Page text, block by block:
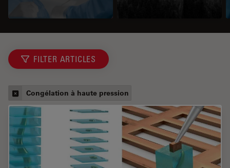
FILTER ARTICLES
Congélation à haute pression